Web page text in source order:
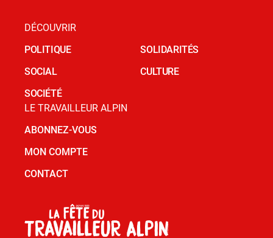
DÉCOUVRIR
POLITIQUE
SOCIAL
SOCIÉTÉ
SOLIDARITÉS
CULTURE
LE TRAVAILLEUR ALPIN
ABONNEZ-VOUS
MON COMPTE
CONTACT